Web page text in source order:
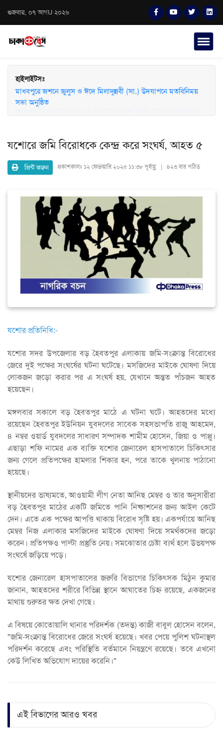
শুক্রবার, ০৭ আগU ২০২৬
হাইলাইটসঃ
মাধবপুরে জশনে জুলুস ও ঈদে মিলাদুন্নবী (সা.) উদযাপনে মতবিনিময়
সভা অনুষ্ঠিত
যশোরে জমি বিরোধকে কেন্দ্র করে সংঘর্ষ, আহত ৫
প্রিন্ট করুন প্রকাশকালঃ ১২ ফেব্রুয়ারি ২০২৫ ১১:৩৮ পূর্বাহ্ণ | ৪২৩ বার পঠিত
যশোর প্রতিনিধি:-
যশোর সদর উপজেলার বড় হৈবতপুর এলাকায় জমি-সংক্রান্ত বিরোধের
জেরে দুই পক্ষের সংঘর্ষের ঘটনা ঘটেছে। মসজিদের মাইকে ঘোষণা দিয়ে
লোকজন জড়ো করার পর এ সংঘর্ষ হয়, যেখানে অন্তত পাঁচজন আহত
হয়েছেন।
মঙ্গলবার সকালে বড় হৈবতপুর মাঠে এ ঘটনা ঘটে। আহতদের মধ্যে
রয়েছেন হৈবতপুর ইউনিয়ন যুবদলের সাবেক সহসভাপতি রাজু আহমেদ,
৪ নম্বর ওয়ার্ড যুবদলের সাধারণ সম্পাদক শামীম হোসেন, জিয়া ও পাপ্পু।
এছাড়া শফি নামের এক ব্যক্তি যশোর জেনারেল হাসপাতালে চিকিৎসার
জন্য গেলে প্রতিপক্ষের হামলার শিকার হন, পরে তাকে খুলনায় পাঠানো
হয়েছে।
স্থানীয়দের ভাষ্যমতে, আওয়ামী লীগ নেতা আনিছ মেম্বর ও তার অনুসারীরা
বড় হৈবতপুর মাঠের একটি জমিতে পানি নিষ্কাশনের জন্য আইল কেটে
দেন। এতে এক পক্ষের আপত্তি থাকায় বিরোধ সৃষ্টি হয়। একপর্যায়ে আনিছ
মেম্বর নিজ এলাকার মসজিদের মাইকে ঘোষণা দিয়ে সমর্থকদের জড়ো
করেন। প্রতিপক্ষও পাল্টা প্রস্তুতি নেয়। সমঝোতার চেষ্টা ব্যর্থ হলে উভয়পক্ষ
সংঘর্ষে জড়িয়ে পড়ে।
যশোর জেনারেল হাসপাতালের জরুরি বিভাগের চিকিৎসক মিঠুন কুমার
জানান, আহতদের শরীরে বিভিন্ন স্থানে আঘাতের চিহ্ন রয়েছে, একজনের
মাথায় গুরুতর ক্ষত দেখা গেছে।
এ বিষয়ে কোতোয়ালি থানার পরিদর্শক (তদন্ত) কাজী বাবুল হোসেন বলেন,
"জমি-সংক্রান্ত বিরোধের জেরে সংঘর্ষ হয়েছে। খবর পেয়ে পুলিশ ঘটনাস্থল
পরিদর্শন করেছে এবং পরিস্থিতি বর্তমানে নিয়ন্ত্রণে রয়েছে। তবে এখনো
কেউ লিখিত অভিযোগ দায়ের করেনি।"
এই বিভাগের আরও খবর